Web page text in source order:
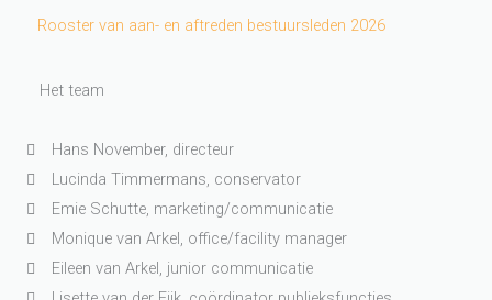
Rooster van aan- en aftreden bestuursleden 2026
Het team
Hans November, directeur
Lucinda Timmermans, conservator
Emie Schutte, marketing/communicatie
Monique van Arkel, office/facility manager
Eileen van Arkel, junior communicatie